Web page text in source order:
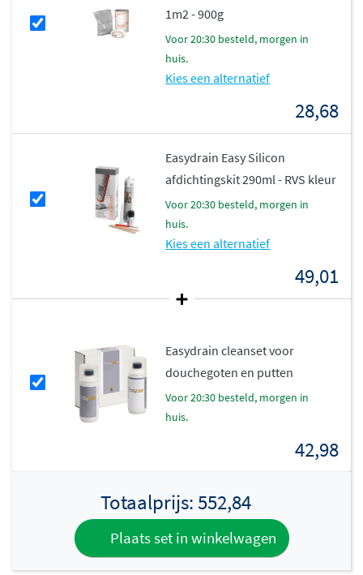
1m2 - 900g
voor 20:30 besteld, morgen in
huis.
Kies een alternatief
28,68
Easydrain Easy Silicon
afdichtingskit 290ml - RVS kleur
voor 20:30 besteld, morgen in
huis.
Kies een alternatief
49,01
Easydrain cleanset voor
douchegoten en putten
voor 20:30 besteld, morgen in
huis.
42,98
Totaalprijs:552,84
Plaats set in winkelwagen